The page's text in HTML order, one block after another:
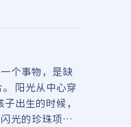
个事物，是缺
阳光从中心穿
出生的时候，
光的珍珠项